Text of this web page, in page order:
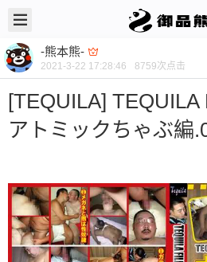
-熊本熊-
2021-3-22 17:28:46 8759次点击
[TEQUILA] TEQUILA
アトミックちゃぶ編
-熊本熊- @ 御品熊风